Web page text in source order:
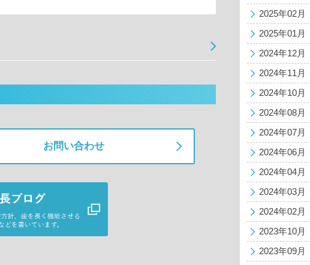
お問い合わせ
2025年02月
2025年01月
2024年12月
2024年11月
2024年10月
2024年08月
2024年07月
2024年06月
2024年04月
2024年03月
2024年02月
2023年10月
2023年09月